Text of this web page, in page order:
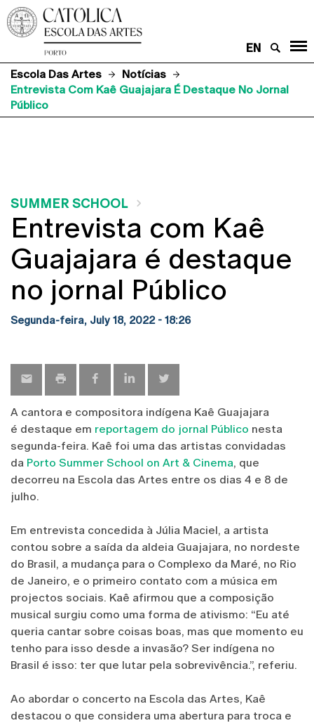
EN
Escola Das Artes
Notícias
Entrevista Com Kaê Guajajara É Destaque No Jornal
Público
SUMMER SCHOOL
Entrevista com Kaê
Guajajara é destaque
no jornal Público
Segunda-feira, July 18, 2022 - 18:26
A cantora e compositora indígena Kaê Guajajara
é destaque em reportagem do jornal Público nesta
segunda-feira. Kaê foi uma das artistas convidadas
da Porto Summer School on Art & Cinema, que
decorreu na Escola das Artes entre os dias 4 e 8 de
julho.
Em entrevista concedida à Júlia Maciel, a artista
contou sobre a saída da aldeia Guajajara, no nordeste
do Brasil, a mudança para o Complexo da Maré, no Rio
de Janeiro, e o primeiro contato com a música em
projectos sociais. Kaê afirmou que a composição
musical surgiu como uma forma de ativismo: “Eu até
queria cantar sobre coisas boas, mas que momento eu
tenho para isso desde a invasão? Ser indígena no
Brasil é isso: ter que lutar pela sobrevivência.”, referiu.
Ao abordar o concerto na Escola das Artes, Kaê
destacou o que considera uma abertura para troca e